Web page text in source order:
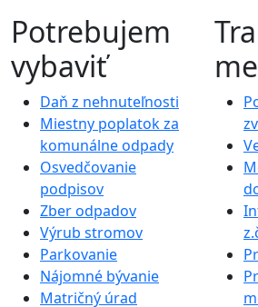
Potrebujem
vybaviť
Daň z nehnuteľnosti
Miestny poplatok za
komunálne odpady
Osvedčovanie
podpisov
Zber odpadov
Výrub stromov
Parkovanie
Nájomné bývanie
Matričný úrad